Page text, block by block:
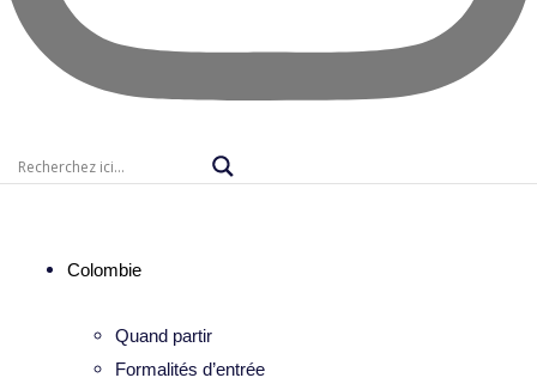
Colombie
Quand partir
Formalités d’entrée